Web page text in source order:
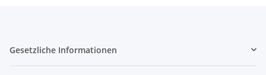
Gesetzliche Informationen